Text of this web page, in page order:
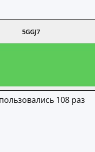
5GGJ7
108 раз